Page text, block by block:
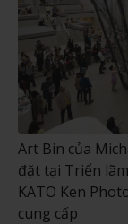
Art Bin của
đặt tại Triển
KATO Ken
cung cấp